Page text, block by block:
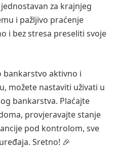
za krajnjeg
i pažljivo praćenje
i bez stresa preseliti svoje
bankarstvo aktivno i
možete nastaviti uživati u
bankarstva. Plaćajte
provjeravajte stanje
pod kontrolom, sve
Sretno! 🎉